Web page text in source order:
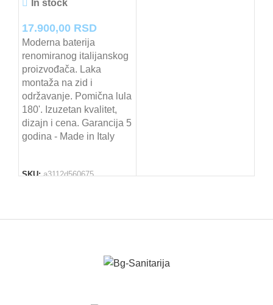
In stock
17.900,00 RSD
Moderna baterija
renomiranog italijanskog
proizvođača. Laka
montaža na zid i
održavanje. Pomična lula
180'. Izuzetan kvalitet,
dizajn i cena. Garancija 5
godina - Made in Italy
SKU:a3112d560675